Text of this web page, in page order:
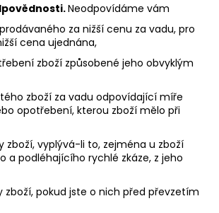
Neodpovídáme vám
prodávaného za nižší cenu za vadu, pro
cena ujednána,
zboží způsobené jeho obvyklým
zboží za vadu odpovídající míře
opotřebení, kterou zboží mělo při
zboží, vyplývá-li to, zejména u zboží
a podléhajícího rychlé zkáze, z jeho
zboží, pokud jste o nich před převzetím